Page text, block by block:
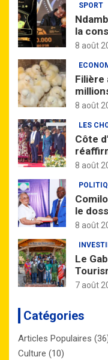
r
c
h
e
r
SPORT
la
monte
8 août
Filière
8 août
LES
Côte
8 août
le
grève
8 août
Le
7 août
Catégories
Articles Populaires
Culture (10)